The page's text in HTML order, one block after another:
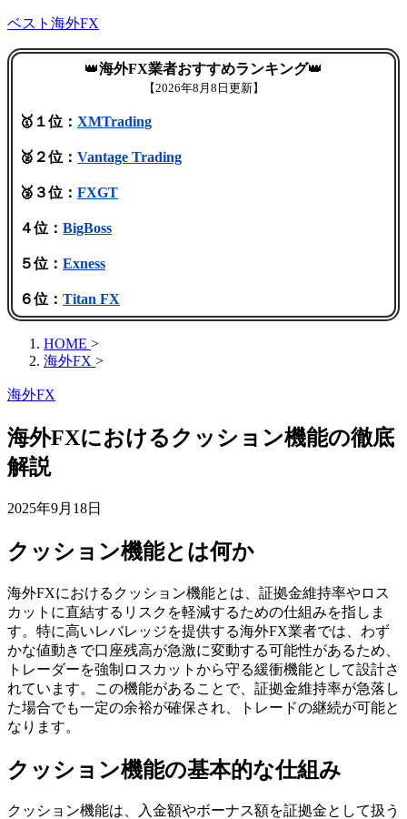
ベスト海外FX
👑海外FX業者おすすめランキング👑
【2026年8月8日更新】
🥇１位： XMTrading
🥈２位： Vantage Trading
🥉３位： FXGT
４位： BigBoss
５位： Exness
６位： Titan FX
HOME >
海外FX >
海外FX
海外FXにおけるクッション機能の徹底
解説
2025年9月18日
クッション機能とは何か
海外FXにおけるクッション機能とは、証拠金維持率やロス
カットに直結するリスクを軽減するための仕組みを指しま
す。特に高いレバレッジを提供する海外FX業者では、わず
かな値動きで口座残高が急激に変動する可能性があるため、
トレーダーを強制ロスカットから守る緩衝機能として設計さ
れています。この機能があることで、証拠金維持率が急落し
た場合でも一定の余裕が確保され、トレードの継続が可能と
なります。
クッション機能の基本的な仕組み
クッション機能は、入金額やボーナス額を証拠金として扱う